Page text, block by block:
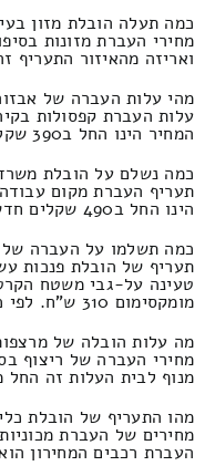
כמה תעלה הובלת מזון
מחירי העברת מזונות
ואריזה מהאיזור התעריף זהו 580 וזה מגיע עד 260
מהי עלות העברה של
עלות העברת קפסולות
המחיר הינו החל ב390 שקל.
כמה נשלם על הובלת
תעריף העברת מקום
הינו החל ב490 שקלים חדשים.
כמה תשלמו על העברה של
תעריף של הובלת פנכות
טעינה על-גבי משטח
מומקסימום 310 ש"ח. לפי כמות.
מה עלות הובלה של
מחירי העברה של ריצוף
מנוף לבית העלות זה החל מ390
מהו התעריף של הובלת
מחירים של העברת
העברת רכבים המחירון הוא 450 ומקסימום 250 שקלים חדשים.